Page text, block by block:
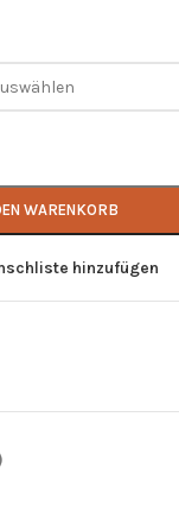
WARENKORB
hinzufügen